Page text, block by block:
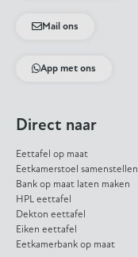
Mail ons
App met ons
Direct naar
Eettafel op maat
Eetkamerstoel samenstellen
Bank op maat laten maken
HPL eettafel
Dekton eettafel
Eiken eettafel
Eetkamerbank op maat